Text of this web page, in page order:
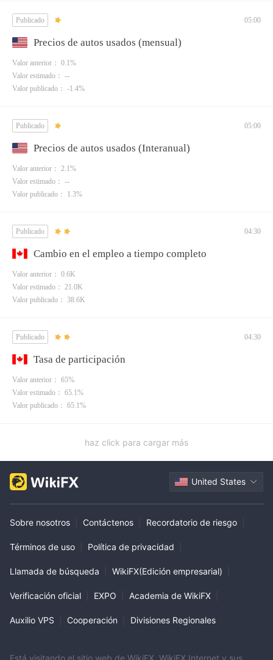
Publicado 05:00
Precios de autos usados (mensual)
Valor anterior： 0.1%
Valor estimado： --
Valor publicado： -1.4%
Publicado 05:00
Precios de autos usados (Interanual)
Valor anterior： 2.1%
Valor estimado： --
Valor publicado： 1.3%
Publicado 04:30
Cambio en el empleo a tiempo completo
Valor anterior： 0.6K
Valor estimado： 21.0K
Valor publicado： 38.6K
Publicado 04:30
Tasa de participación
Valor anterior： 65%
Valor estimado： 65.1%
Valor publicado： 65.1%
haz click para cargar más
United States
Sobre nosotros Contáctenos Recordatorio de riesgo
Términos de uso Política de privacidad
Llamada de búsqueda WikiFX(Edición empresarial)
Verificación oficial EXPO Academia de WikiFX
Auxilio VPS Cooperación Divisiones Regionales
Está visitando el sitio web de WikiFX. WikiFX Internet y sus